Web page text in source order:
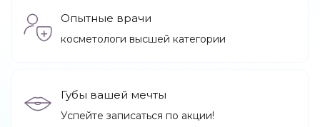
Ногтевой сервис Подология
Опытные врачи
косметологи высшей категории
Губы вашей мечты
Успейте записаться по акции!